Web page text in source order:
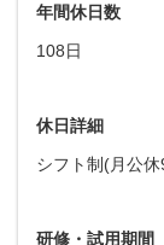
年間休日数
108日
休日詳細
シフト制(月公休
研修・試用期間